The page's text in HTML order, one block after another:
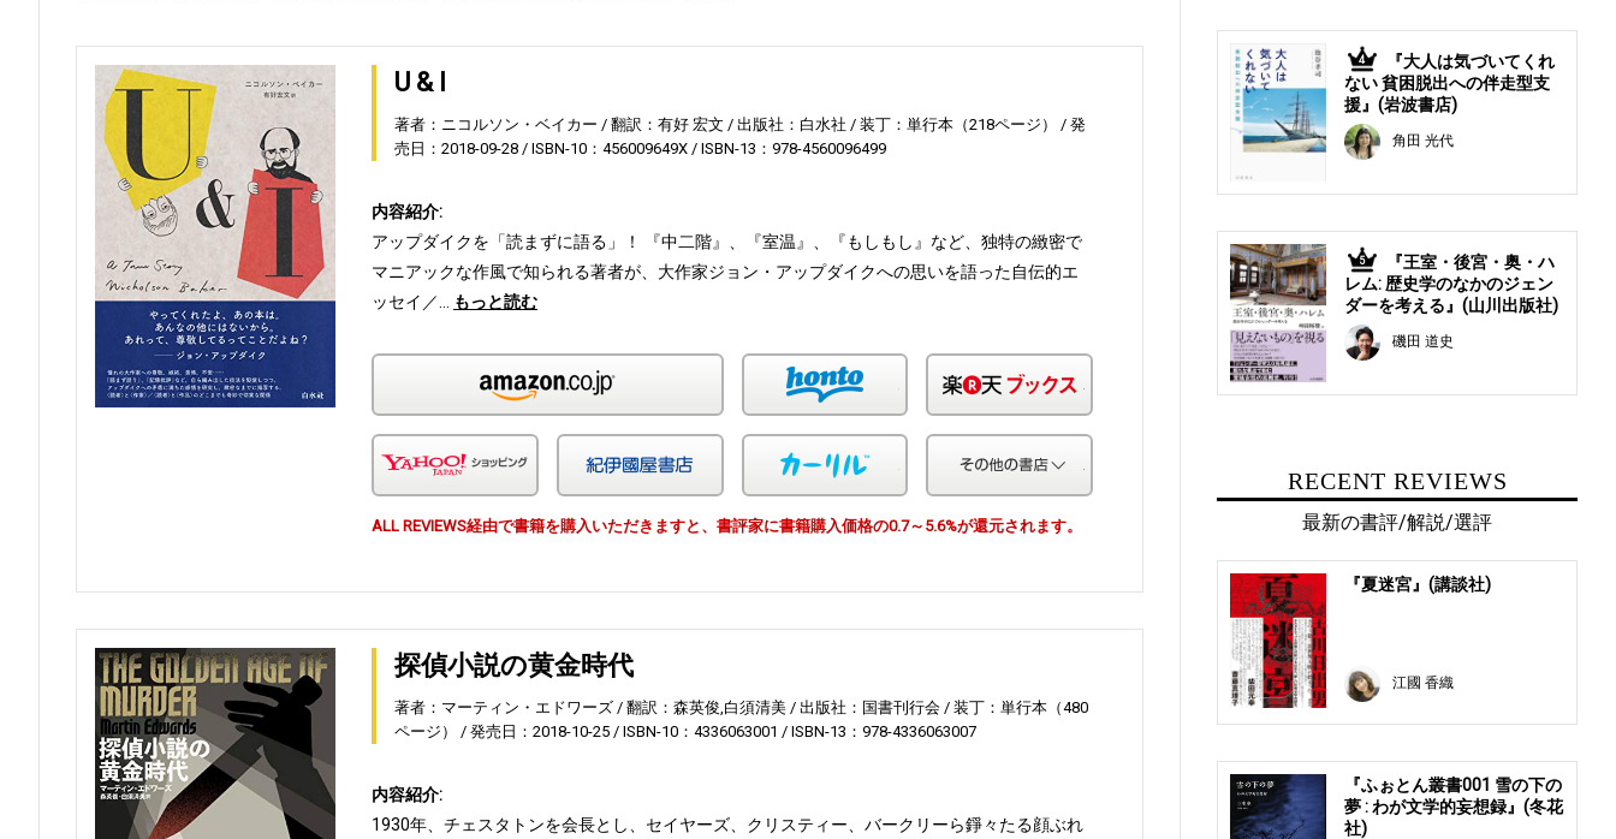
U & I
著者：ニコルソン・ベイカー 翻訳：有好 宏文 出版社：白水社 装丁：単行本（218ページ）
発
売日：2018-09-28
ISBN-10：456009649X ISBN-13：978-4560096499
内容紹介:
アップダイクを「読まずに語る」！ 『中二階』、『室温』、『もしもし』など、独特の緻密で
マニアックな作風で知られる著者が、大作家ジョン・アップダイクへの思いを語った自伝的エ
ッセイ／…
もっと読む
honto
Yahoo!ショッピング 紀伊国屋 カーリル
ALL REVIEWS経由で書籍を購入いただきますと、書評家に書籍購入価格の0.7～5.6%が還元されます。
探偵小説の黄金時代
著者：マーティン・エドワーズ 翻訳：森英俊,白須清美 出版社：国書刊行会
装丁：単行本（480
ページ）
発売日：2018-10-25 ISBN-10：4336063001 ISBN-13：978-4336063007
内容紹介:
1930年、チェスタトンを会長とし、セイヤーズ、クリスティー、バークリーら錚々たる顔ぶれ
4
『大人は気づいてくれ
ない 貧困脱出への伴走型支
援』(岩波書店)
角田 光代
5
『王室・後宮・奥・ハ
レム: 歴史学のなかのジェン
ダーを考える』(山川出版社)
磯田 道史
RECENT REVIEWS
最新の書評/解説/選評
『夏迷宮』(講談社)
江國 香織
『ふぉとん叢書001 雪の下の
夢 : わが文学的妄想録』(冬花
社)